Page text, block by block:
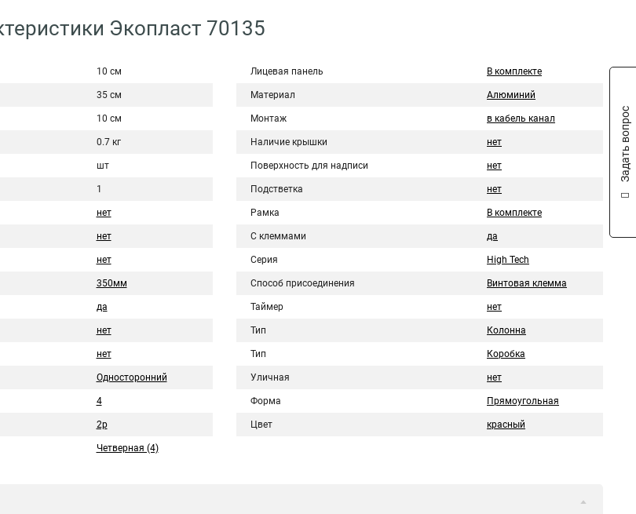
Экопласт 70135
10 см
35 см
10 см
0.7 кг
шт
1
нет
нет
нет
350мм
да
нет
нет
Односторонний
4
2p
Четверная (4)
Лицевая панель В комплекте
Материал Алюминий
Монтаж в кабель канал
Наличие крышки нет
Поверхность для надписи нет
Подстветка нет
Рамка В комплекте
С клеммами да
Серия High Tech
Способ присоединения Винтовая клемма
Таймер нет
Тип Колонна
Тип Коробка
Уличная нет
Форма Прямоугольная
Цвет красный
Задать вопрос